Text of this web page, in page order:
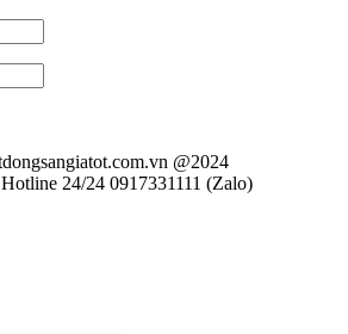
@2024
24/24 0917331111 (Zalo)